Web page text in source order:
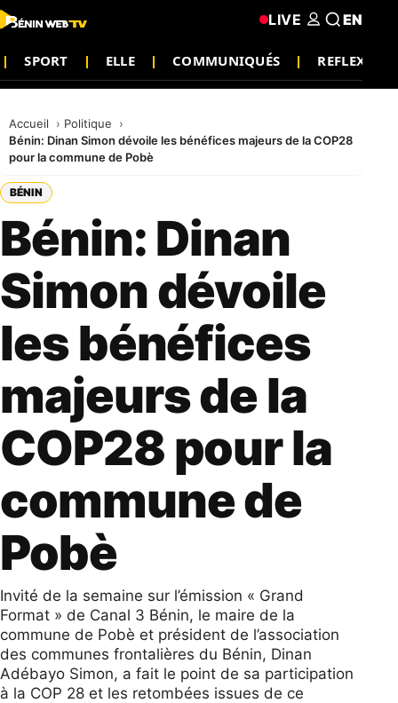
SPORT ELLE COMMUNIQUÉS REFLEXION
LIVE EN
Accueil
Politique
Bénin: Dinan Simon dévoile les bénéfices majeurs de la COP28
pour la commune de Pobè
BÉNIN
Bénin: Dinan
Simon dévoile
les bénéfices
majeurs de la
COP28 pour la
commune de
Pobè
Invité de la semaine sur l’émission « Grand
Format » de Canal 3 Bénin, le maire de la
commune de Pobè et président de l’association
des communes frontalières du Bénin, Dinan
Adébayo Simon, a fait le point de sa participation
à la COP 28 et les retombées issues de ce